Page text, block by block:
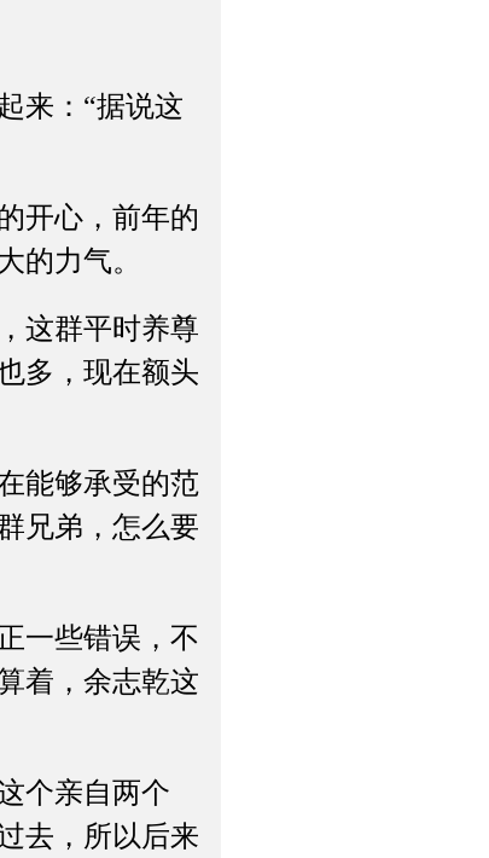
来：“据说这
开心，前年的
的力气。
这群平时养尊
多，现在额头
能够承受的范
兄弟，怎么要
一些错误，不
着，余志乾这
个亲自两个
去，所以后来